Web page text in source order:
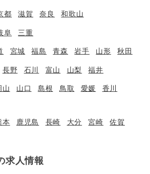
都 滋賀 奈良 和歌山
阜 三重
宮城 福島 青森 岩手 山形 秋田
長野 石川 富山 山梨 福井
山 山口 島根 鳥取 愛媛
香川
本 鹿児島 長崎 大分 宮崎
佐賀
求人情報